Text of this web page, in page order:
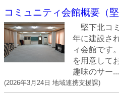
コミュニティ会館概要（堅
堅下北コ
年に建設さ
ィ会館です
を用意して
趣味のサー...
(2026年3月24日 地域連携支援課)